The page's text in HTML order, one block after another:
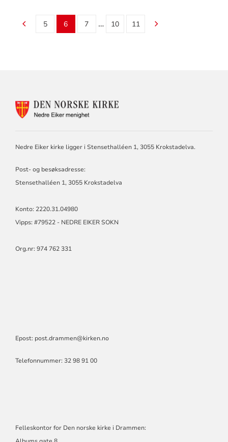
5 6 7 … 10 11
MENIGHET
Nedre Eiker kirke ligger i Stensethalléen 1, 3055 Krokstadelva.
Post- og besøksadresse:
Stensethalléen 1, 3055 Krokstadelva
Konto: 2220.31.04980
Vipps: #79522 - NEDRE EIKER SOKN
Org.nr: 974 762 331
Epost: post.drammen@kirken.no
Telefonnummer: 32 98 91 00
Felleskontor for Den norske kirke i Drammen: